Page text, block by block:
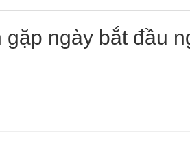
ngày bắt đầu